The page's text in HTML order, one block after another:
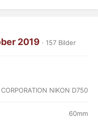
2019 · 157 Bilder
NIKON D750
60mm